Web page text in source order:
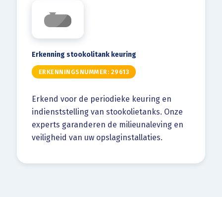
Erkenning stookolitank keuring
ERKENNINGSNUMMER: 29613
Erkend voor de periodieke keuring en
indienststelling van stookolietanks. Onze
experts garanderen de milieunaleving en
veiligheid van uw opslaginstallaties.